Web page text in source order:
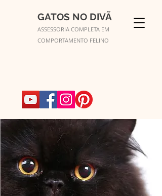
GATOS NO DIVÃ
ASSESSORIA COMPLETA EM
COMPORTAMENTO FELINO